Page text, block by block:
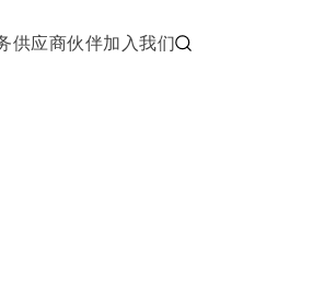
供应商伙伴加入我们